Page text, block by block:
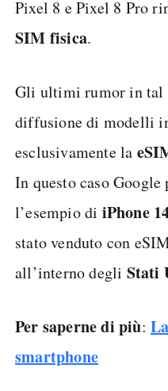
Pixel 8 e Pixel 8 Pro
SIM fisica.
Gli ultimi rumor in tal
diffusione di modelli
esclusivamente la
In questo caso Google
l’esempio di iPhone
stato venduto con
all’interno degli Stati
Per saperne di più:
smartphone